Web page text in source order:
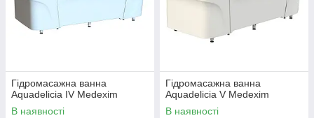
Гідромасажна ванна
Aquadelicia IV Medexim
В наявності
Гідромасажна ванна
Aquadelicia V Medexim
В наявності